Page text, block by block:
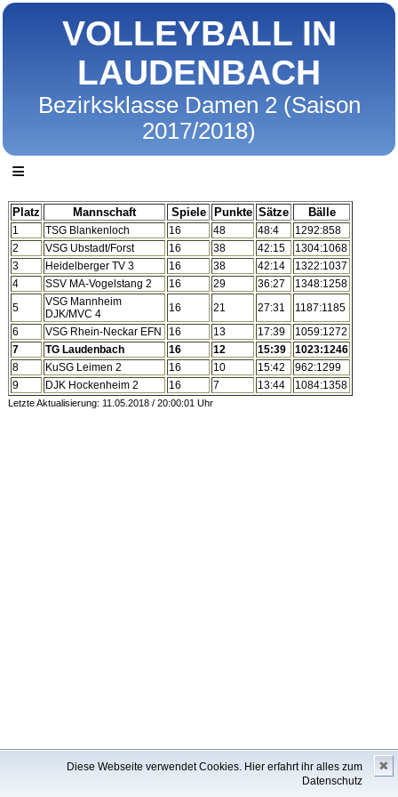
Diese Webseite verwendet Cookies. Hier erfahrt ihr alles zum
Datenschutz
✖
VOLLEYBALL IN
LAUDENBACH
Bezirksklasse Damen 2 (Saison
2017/2018)
≡
Platz Mannschaft Spiele Punkte Sätze Bälle
1 TSG Blankenloch 16 48 48:4
1292:858
2
VSG Ubstadt/Forst 16 38 42:15
1304:1068
3
Heidelberger TV 3 16 38 42:14
1322:1037
4
SSV MA-Vogelstang 2 16 29 36:27
1348:1258
5
VSG Mannheim
DJK/MVC 4
16 21 27:31
1187:1185
6
VSG Rhein-Neckar EFN 16 13 17:39
1059:1272
7
TG Laudenbach 16 12 15:39
1023:1246
8
KuSG Leimen 2 16 10 15:42
962:1299
9
DJK Hockenheim 2 16 7 13:44 1084:1358
Letzte Aktualisierung: 11.05.2018 / 20:00:01 Uhr